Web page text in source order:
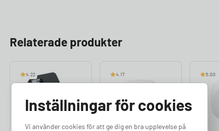
Relaterade produkter
4.22 4.17 5.00
Inställningar för cookies
Vi använder cookies för att ge dig en bra upplevelse på